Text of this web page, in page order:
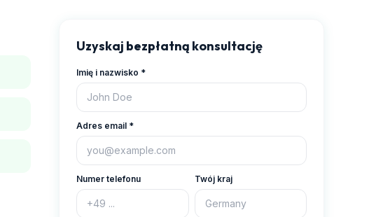
Uzyskaj bezpłatną konsultację
Imię i nazwisko *
Adres email *
Numer telefonu Twój kraj